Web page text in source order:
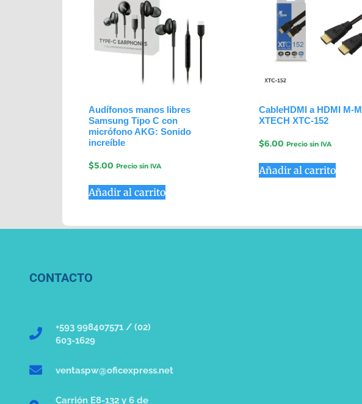
Audífonos manos libres
Samsung Tipo C con
micrófono AKG: Sonido
increíble
$5.00 Precio sin IVA
Añadir al carrito
CableHDMI a HDMI M-M
XTECH XTC-152
$6.00 Precio sin IVA
Añadir al carrito
CONTACTO
+593 998407571 / (02)
603-1629
ventaspw@oficexpress.net
Carrión E8-132 y 6 de